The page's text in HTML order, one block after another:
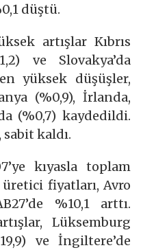
düştü.
artışlar Kıbrıs
ve Slovakya’da
yüksek düşüşler,
(%0,9), İrlanda,
(%0,7) kaydedildi.
kaldı.
kıyasla toplam
fiyatları, Avro
%10,1 arttı.
Lüksemburg
ve İngiltere’de